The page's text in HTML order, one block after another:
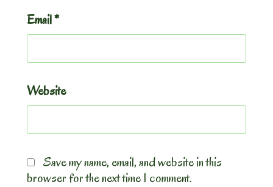
Email*
Website
Save my name, email, and website in this
browser for the next time I comment.